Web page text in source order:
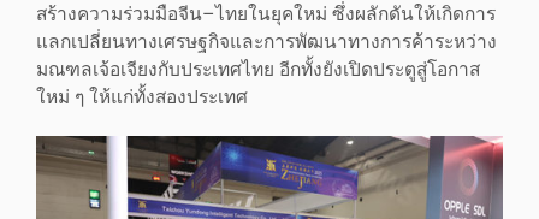
สร้างความร่วมมือจีน–ไทยในยุคใหม่ ซึ่งผลักดันให้เกิดการ
แลกเปลี่ยนทางเศรษฐกิจและการพัฒนาทางการค้าระหว่าง
มณฑลเจ้อเจียงกับประเทศไทย อีกทั้งยังเปิดประตูสู่โอกาส
ใหม่ ๆ ให้แก่ทั้งสองประเทศ